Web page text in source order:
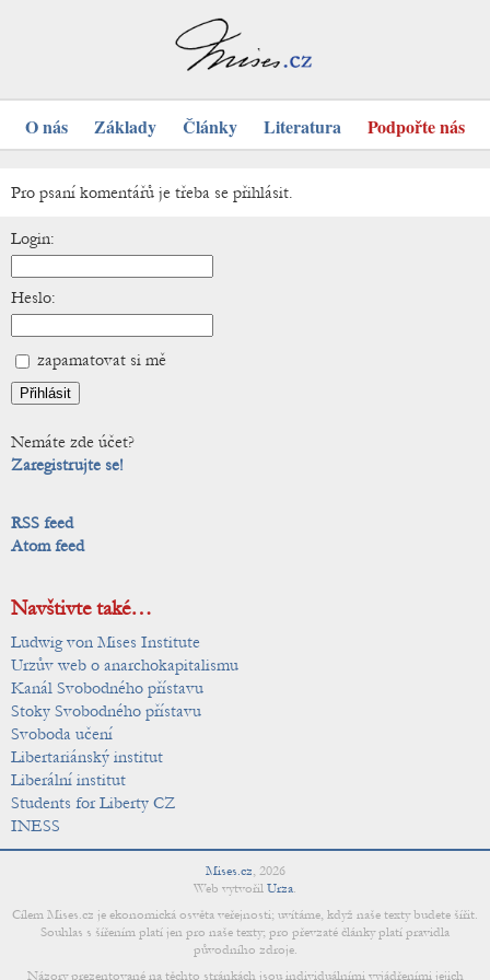
O nás Základy Články Literatura Podpořte nás
Pro psaní komentářů je třeba se přihlásit.
Login:
Heslo:
zapamatovat si mě
Nemáte zde účet?
Zaregistrujte se!
RSS feed
Atom feed
Navštivte také…
Ludwig von Mises Institute
Urzův web o anarchokapitalismu
Kanál Svobodného přístavu
Stoky Svobodného přístavu
Svoboda učení
Libertariánský institut
Liberální institut
Students for Liberty CZ
INESS
Mises.cz, 2026
Web vytvořil Urza.
Cílem Mises.cz je ekonomická osvěta veřejnosti; uvítáme, když naše texty budete šířit.
Souhlas s šířením platí jen pro naše texty; pro převzaté články platí pravidla
původního zdroje.
Názory prezentované na těchto stránkách jsou individuálními vyjádřeními jejich